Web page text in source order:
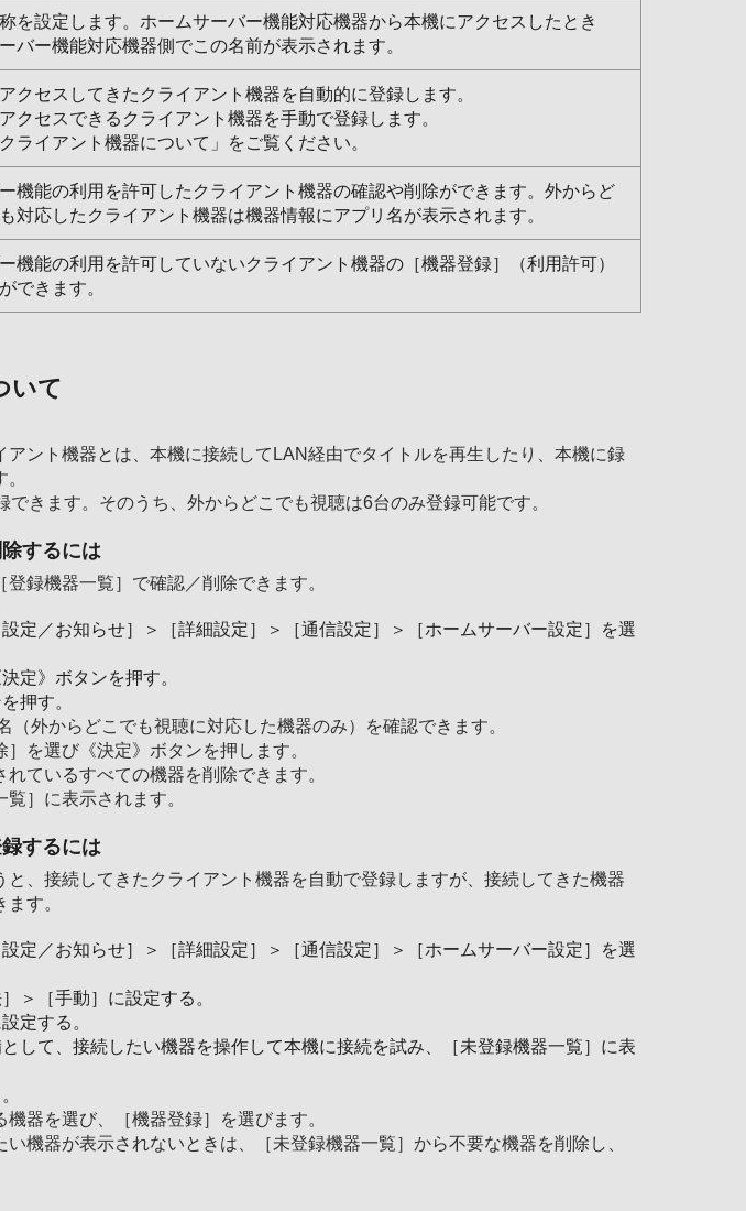
を設定します。ホームサーバー機能対応機器から本機にアクセスしたとき
バー機能対応機器側でこの名前が表示されます。
クセスしてきたクライアント機器を自動的に登録します。
クセスできるクライアント機器を手動で登録します。
ライアント機器について」をご覧ください。
機能の利用を許可したクライアント機器の確認や削除ができます。外からど
対応したクライアント機器は機器情報にアプリ名が表示されます。
機能の利用を許可していないクライアント機器の［機器登録］（利用許可）
できます。
いて
アント機器とは、本機に接続してLAN経由でタイトルを再生したり、本機に録
できます。そのうち、外からどこでも視聴は6台のみ登録可能です。
するには
録機器一覧］で確認／削除できます。
設定／お知らせ］＞［詳細設定］＞［通信設定］＞［ホームサーバー設定］を選
定》ボタンを押す。
押す。
（外からどこでも視聴に対応した機器のみ）を確認できます。
を選び《決定》ボタンを押します。
れているすべての機器を削除できます。
］に表示されます。
するには
、接続してきたクライアント機器を自動で登録しますが、接続してきた機器
す。
設定／お知らせ］＞［詳細設定］＞［通信設定］＞［ホームサーバー設定］を選
＞［手動］に設定する。
定する。
して、接続したい機器を操作して本機に接続を試み、［未登録機器一覧］に表
機器を選び、［機器登録］を選びます。
機器が表示されないときは、［未登録機器一覧］から不要な機器を削除し、